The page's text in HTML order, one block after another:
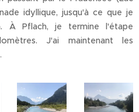
idyllique, jusqu'à ce que je
À Pflach, je termine l'étape
J'ai maintenant les